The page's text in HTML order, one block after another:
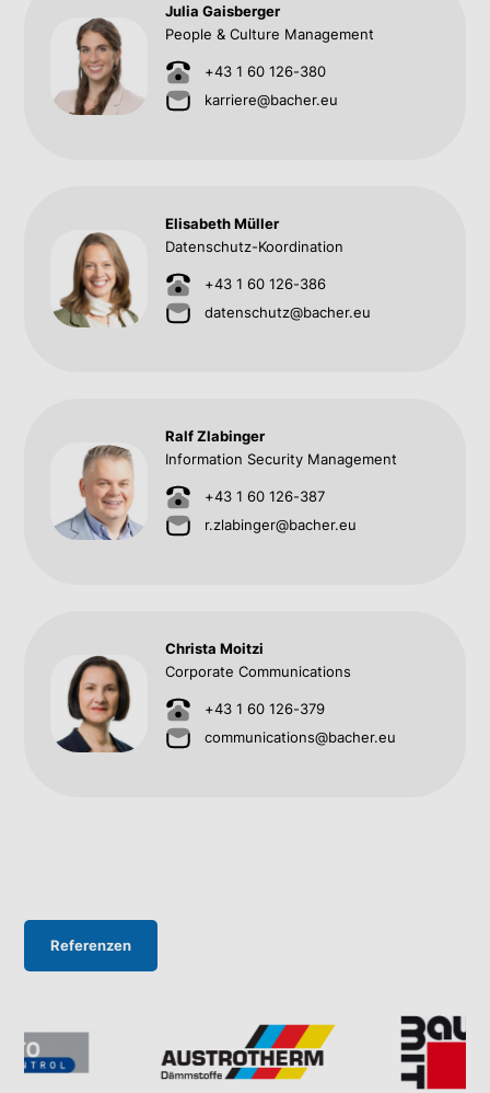
Julia Gaisberger
People & Culture Management
+43 1 60 126-380
karriere@bacher.eu
Elisabeth Müller
Datenschutz-Koordination
+43 1 60 126-386
datenschutz@bacher.eu
Ralf Zlabinger
Information Security Management
+43 1 60 126-387
r.zlabinger@bacher.eu
Christa Moitzi
Corporate Communications
+43 1 60 126-379
communications@bacher.eu
Referenzen